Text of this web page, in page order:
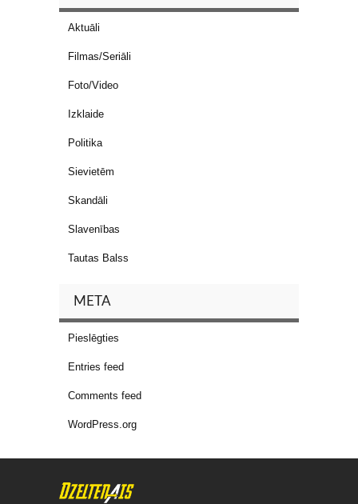
Aktuāli
Filmas/Seriāli
Foto/Video
Izklaide
Politika
Sievietēm
Skandāli
Slavenības
Tautas Balss
META
Pieslēgties
Entries feed
Comments feed
WordPress.org